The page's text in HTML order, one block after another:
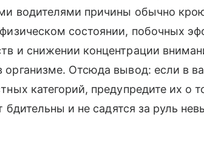
водителями причины обычно
состоянии, побочных
и снижении концентрации
организме. Отсюда вывод: если в
категорий, предупредите их о
бдительны и не садятся за руль